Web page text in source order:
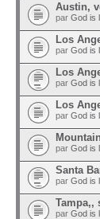
Austin,
par God is
Los
par God is
Los
par God is
Los
par God is
par God is
Santa
par God is
Tampa,,
par God is